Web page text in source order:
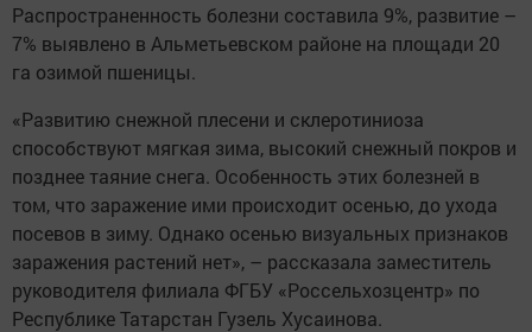
Распространенность болезни составила 9%, развитие –
7% выявлено в Альметьевском районе на площади 20
га озимой пшеницы.
«Развитию снежной плесени и склеротиниоза
способствуют мягкая зима, высокий снежный покров и
позднее таяние снега. Особенность этих болезней в
том, что заражение ими происходит осенью, до ухода
посевов в зиму. Однако осенью визуальных признаков
заражения растений нет», – рассказала заместитель
руководителя филиала ФГБУ «Россельхозцентр» по
Республике Татарстан Гузель Хусаинова.